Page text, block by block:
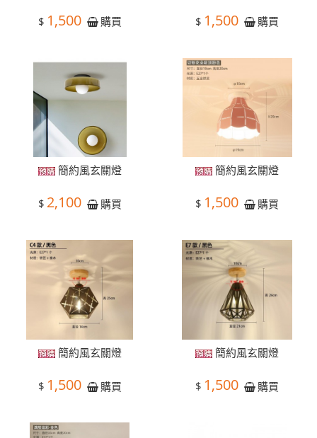
$ 1,500 購買 $ 1,500 購買
簡約風玄關燈
$ 2,100 購買
簡約風玄關燈
$ 1,500 購買
簡約風玄關燈
$ 1,500 購買
簡約風玄關燈
$ 1,500 購買